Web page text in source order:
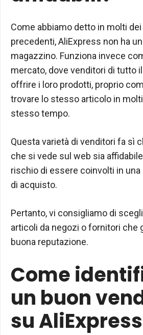
Come abbiamo detto in molti
precedenti, AliExpress non ha
magazzino. Funziona invece
mercato, dove venditori di tutto
offrire i loro prodotti, proprio
trovare lo stesso articolo in
stesso tempo.
Questa varietà di venditori fa sì
che si vede sul web sia
rischio di essere coinvolti in
di acquisto.
Pertanto, vi consigliamo di
articoli da negozi o fornitori che
buona reputazione.
Come
un buon
su